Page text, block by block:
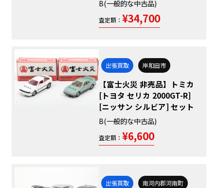
B(一般的な中古品)
査定額： ¥34,700
出張買取 岸和田市
【富士火災 非売品】トミカ
[トヨタ セリカ 2000GT-R]
[ニッサン シルビア] セット
B(一般的な中古品)
査定額： ¥6,600
出張買取 南河内郡河南町